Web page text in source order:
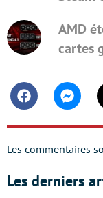
AMD
cartes
Facebook
Les commentaires
Les derniers